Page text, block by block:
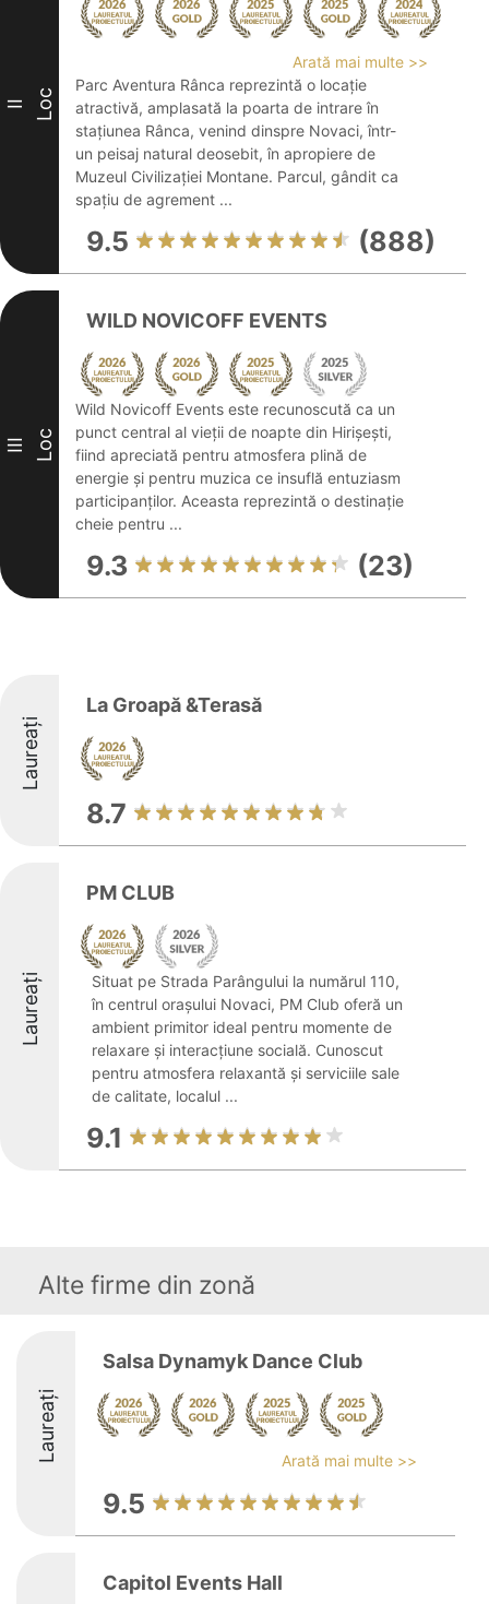
II Loc
Arată mai multe >>
Parc Aventura Rânca reprezintă o locație
atractivă, amplasată la poarta de intrare în
stațiunea Rânca, venind dinspre Novaci, într-
un peisaj natural deosebit, în apropiere de
Muzeul Civilizației Montane. Parcul, gândit ca
spațiu de agrement ...
9.5 (888)
III Loc
WILD NOVICOFF EVENTS
Wild Novicoff Events este recunoscută ca un
punct central al vieții de noapte din Hirișești,
fiind apreciată pentru atmosfera plină de
energie și pentru muzica ce insuflă entuziasm
participanților. Aceasta reprezintă o destinație
cheie pentru ...
9.3 (23)
Laureați
La Groapă &Terasă
8.7
Laureați
PM CLUB
Situat pe Strada Parângului la numărul 110,
în centrul orașului Novaci, PM Club oferă un
ambient primitor ideal pentru momente de
relaxare și interacțiune socială. Cunoscut
pentru atmosfera relaxantă și serviciile sale
de calitate, localul ...
9.1
Alte firme din zonă
Laureați
Salsa Dynamyk Dance Club
Arată mai multe >>
9.5
Capitol Events Hall